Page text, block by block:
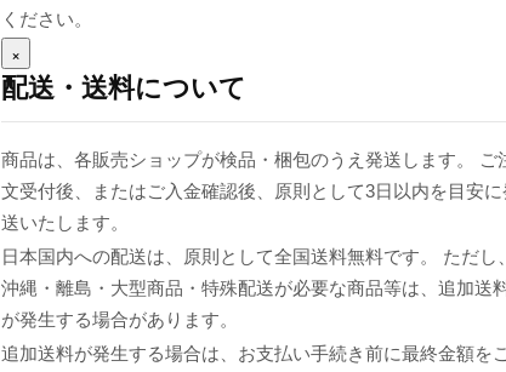
ください。
×
配送・送料について
商品は、各販売ショップが検品・梱包のうえ発送します。 ご
文受付後、またはご入金確認後、原則として3日以内を目安に
送いたします。
日本国内への配送は、原則として全国送料無料です。 ただし、
沖縄・離島・大型商品・特殊配送が必要な商品等は、追加送
が発生する場合があります。
追加送料が発生する場合は、お支払い手続き前に最終金額を